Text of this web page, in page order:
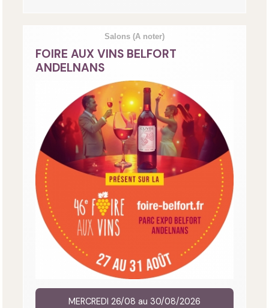
Salons (A noter)
FOIRE AUX VINS BELFORT
ANDELNANS
MERCREDI 26/08 au 30/08/2026